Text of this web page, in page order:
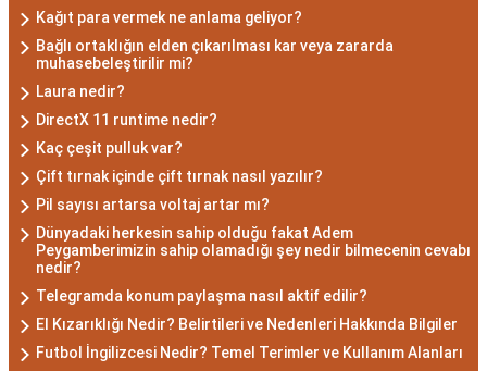
zekalarını ve keskin gözlem yeteneklerini
kullanarak çözüm odaklıdırlar.
Akrep Burcu Erkeği
Özellikleri: Güçlü ve
Karizmatik
Akrep burcu erkeği, genellikle güçlü bir karaktere
ve derin bir içsel güce sahiptir. Karizmatik ve
etkileyici kişilikleriyle dikkat çekerler. Akrep burcu
erkekleri, duygusal derinlikleri ve tutkulu
yaklaşımlarıyla ilişkilerde derin bağlar kurabilirler.
Ancak, bazen kıskançlık eğilimleri de
Kağıt para vermek ne anlama geliyor?
Bağlı ortaklığın elden çıkarılması kar veya zararda
muhasebeleştirilir mi?
Laura nedir?
DirectX 11 runtime nedir?
Kaç çeşit pulluk var?
Çift tırnak içinde çift tırnak nasıl yazılır?
Pil sayısı artarsa voltaj artar mı?
Dünyadaki herkesin sahip olduğu fakat Adem
Peygamberimizin sahip olamadığı şey nedir bilmecenin cevabı
nedir?
Telegramda konum paylaşma nasıl aktif edilir?
El Kızarıklığı Nedir? Belirtileri ve Nedenleri Hakkında Bilgiler
Futbol İngilizcesi Nedir? Temel Terimler ve Kullanım Alanları